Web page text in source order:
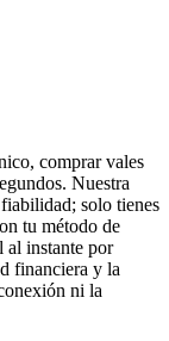
comprar vales
Nuestra
solo tienes
tu método de
al instante por
financiera y la
ni la